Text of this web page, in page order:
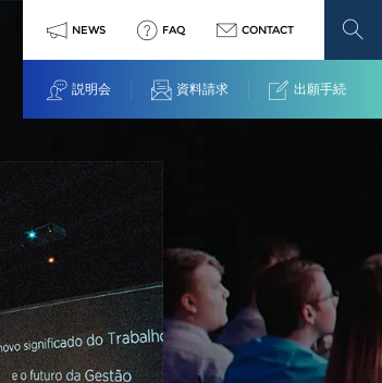
NEWS FAQ CONTACT
説明会 資料請求 出願手続